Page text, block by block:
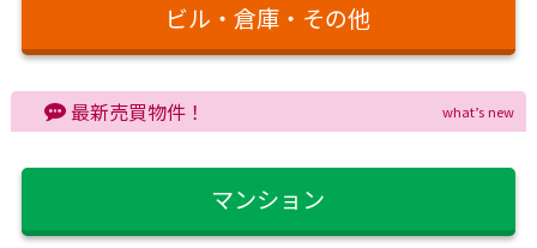
ビル・倉庫・その他
最新売買物件！ what’s new
マンション